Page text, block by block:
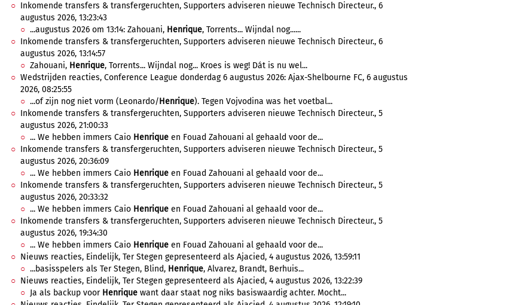
Inkomende transfers & transfergeruchten, Supporters adviseren nieuwe Technisch Directeur., 6
augustus 2026, 13:23:43
...augustus 2026 om 13:14: Zahouani, Henrique, Torrents... Wijndal nog......
Inkomende transfers & transfergeruchten, Supporters adviseren nieuwe Technisch Directeur., 6
augustus 2026, 13:14:57
Zahouani, Henrique, Torrents... Wijndal nog... Kroes is weg! Dát is nu wel...
Wedstrijden reacties, Conference League donderdag 6 augustus 2026: Ajax-Shelbourne FC, 6 augustus
2026, 08:25:55
...of zijn nog niet vorm (Leonardo/Henrique). Tegen Vojvodina was het voetbal...
Inkomende transfers & transfergeruchten, Supporters adviseren nieuwe Technisch Directeur., 5
augustus 2026, 21:00:33
... We hebben immers Caio Henrique en Fouad Zahouani al gehaald voor de...
Inkomende transfers & transfergeruchten, Supporters adviseren nieuwe Technisch Directeur., 5
augustus 2026, 20:36:09
... We hebben immers Caio Henrique en Fouad Zahouani al gehaald voor de...
Inkomende transfers & transfergeruchten, Supporters adviseren nieuwe Technisch Directeur., 5
augustus 2026, 20:33:32
... We hebben immers Caio Henrique en Fouad Zahouani al gehaald voor de...
Inkomende transfers & transfergeruchten, Supporters adviseren nieuwe Technisch Directeur., 5
augustus 2026, 19:34:30
... We hebben immers Caio Henrique en Fouad Zahouani al gehaald voor de...
Nieuws reacties, Eindelijk, Ter Stegen gepresenteerd als Ajacied, 4 augustus 2026, 13:59:11
...basisspelers als Ter Stegen, Blind, Henrique, Alvarez, Brandt, Berhuis...
Nieuws reacties, Eindelijk, Ter Stegen gepresenteerd als Ajacied, 4 augustus 2026, 13:22:39
Ja als backup voor Henrique want daar staat nog niks basiswaardig achter. Mocht...